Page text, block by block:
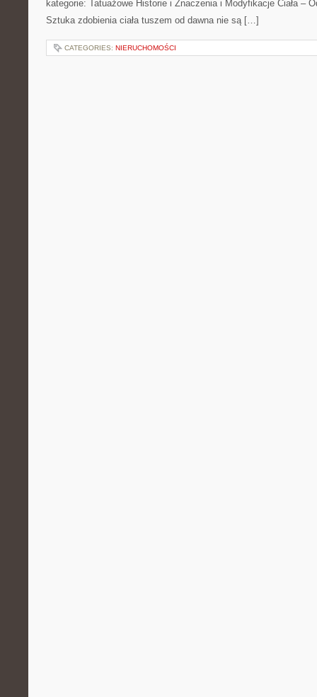
kategorie: Tatuażowe Historie i Znaczenia i Modyfikacje Ciała –
Sztuka zdobienia ciała tuszem od dawna nie są […]
CATEGORIES: NIERUCHOMOŚCI